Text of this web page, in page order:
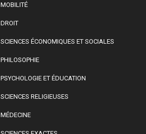
MOBILITÉ
DROIT
SCIENCES ÉCONOMIQUES ET SOCIALES
PHILOSOPHIE
PSYCHOLOGIE ET ÉDUCATION
SCIENCES RELIGIEUSES
MÉDECINE